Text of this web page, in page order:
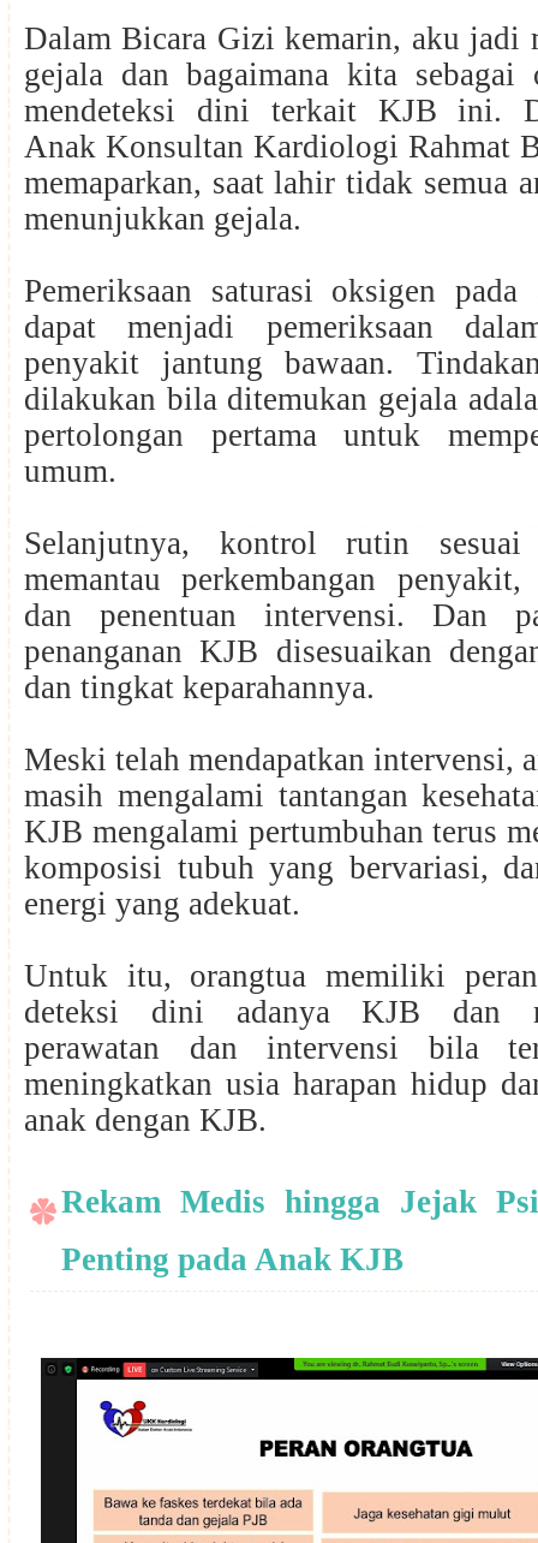
Dalam Bicara Gizi kemarin, aku jadi
gejala dan bagaimana kita sebagai
mendeteksi dini terkait KJB ini.
Anak Konsultan Kardiologi Rahmat
memaparkan, saat lahir tidak semua
menunjukkan gejala.
Pemeriksaan saturasi oksigen
dapat menjadi pemeriksaan
penyakit jantung bawaan.
dilakukan bila ditemukan gejala
pertolongan pertama untuk
umum.
Selanjutnya, kontrol rutin
memantau perkembangan
dan penentuan intervensi. Dan
penanganan KJB disesuaikan
dan tingkat keparahannya.
Meski telah mendapatkan intervensi,
masih mengalami tantangan
KJB mengalami pertumbuhan terus
komposisi tubuh yang bervariasi,
energi yang adekuat.
Untuk itu, orangtua memiliki
deteksi dini adanya KJB dan
perawatan dan intervensi bila
meningkatkan usia harapan hidup
anak dengan KJB.
Rekam Medis hingga Jejak
Penting pada Anak KJB